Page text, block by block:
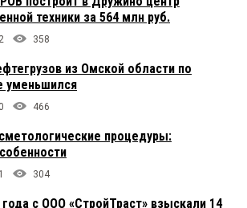
техники за 564 млн руб.
2 358
из Омской области по
уменьшился
0 466
процедуры:
1 304
года с ООО «СтройТраст» взыскали 14